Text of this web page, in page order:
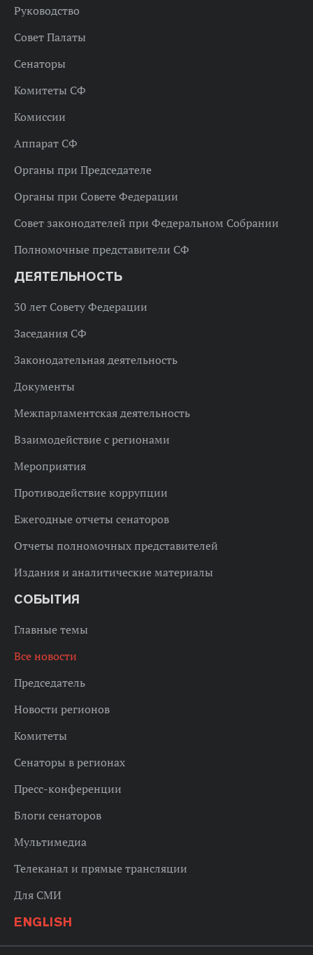
Руководство
Совет Палаты
Сенаторы
Комитеты СФ
Комиссии
Аппарат СФ
Органы при Председателе
Органы при Совете Федерации
Совет законодателей при Федеральном Собрании
Полномочные представители СФ
ДЕЯТЕЛЬНОСТЬ
30 лет Совету Федерации
Заседания СФ
Законодательная деятельность
Документы
Межпарламентская деятельность
Взаимодействие с регионами
Мероприятия
Противодействие коррупции
Ежегодные отчеты сенаторов
Отчеты полномочных представителей
Издания и аналитические материалы
СОБЫТИЯ
Главные темы
Все новости
Председатель
Новости регионов
Комитеты
Сенаторы в регионах
Пресс-конференции
Блоги сенаторов
Мультимедиа
Телеканал и прямые трансляции
Для СМИ
ENGLISH